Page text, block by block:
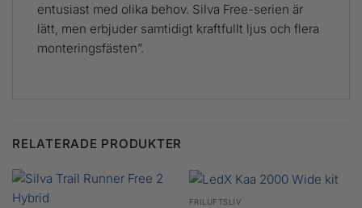
entusiast med olika behov. Silva Free-serien är
lätt, men erbjuder samtidigt kraftfullt ljus och flera
monteringsfästen”.
RELATERADE PRODUKTER
FRILUFTSLIV